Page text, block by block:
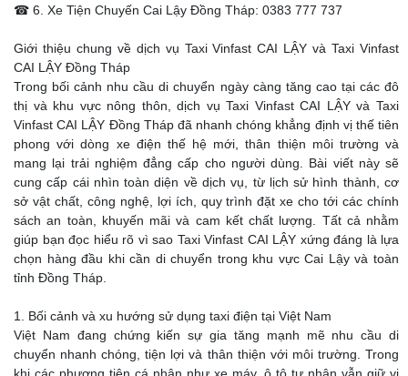
☎ 6. Xe Tiện Chuyến Cai Lậy Đồng Tháp: 0383 777 737
Giới thiệu chung về dịch vụ Taxi Vinfast CAI LẬY và Taxi Vinfast
CAI LẬY Đồng Tháp
Trong bối cảnh nhu cầu di chuyển ngày càng tăng cao tại các đô
thị và khu vực nông thôn, dịch vụ Taxi Vinfast CAI LẬY và Taxi
Vinfast CAI LẬY Đồng Tháp đã nhanh chóng khẳng định vị thế tiên
phong với dòng xe điện thế hệ mới, thân thiện môi trường và
mang lại trải nghiệm đẳng cấp cho người dùng. Bài viết này sẽ
cung cấp cái nhìn toàn diện về dịch vụ, từ lịch sử hình thành, cơ
sở vật chất, công nghệ, lợi ích, quy trình đặt xe cho tới các chính
sách an toàn, khuyến mãi và cam kết chất lượng. Tất cả nhằm
giúp bạn đọc hiểu rõ vì sao Taxi Vinfast CAI LẬY xứng đáng là lựa
chọn hàng đầu khi cần di chuyển trong khu vực Cai Lậy và toàn
tỉnh Đồng Tháp.
1. Bối cảnh và xu hướng sử dụng taxi điện tại Việt Nam
Việt Nam đang chứng kiến sự gia tăng mạnh mẽ nhu cầu di
chuyển nhanh chóng, tiện lợi và thân thiện với môi trường. Trong